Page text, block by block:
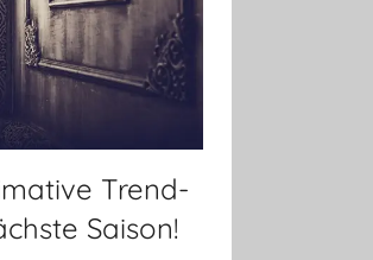
Trend-
Saison!